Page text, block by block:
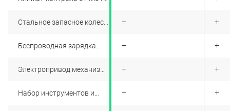
Стальное запасное колесо
Беспроводная зарядка
Электропривод механизма
Набор инструментов и
+
+
+
+
+
+
+
+
+
+
+
+